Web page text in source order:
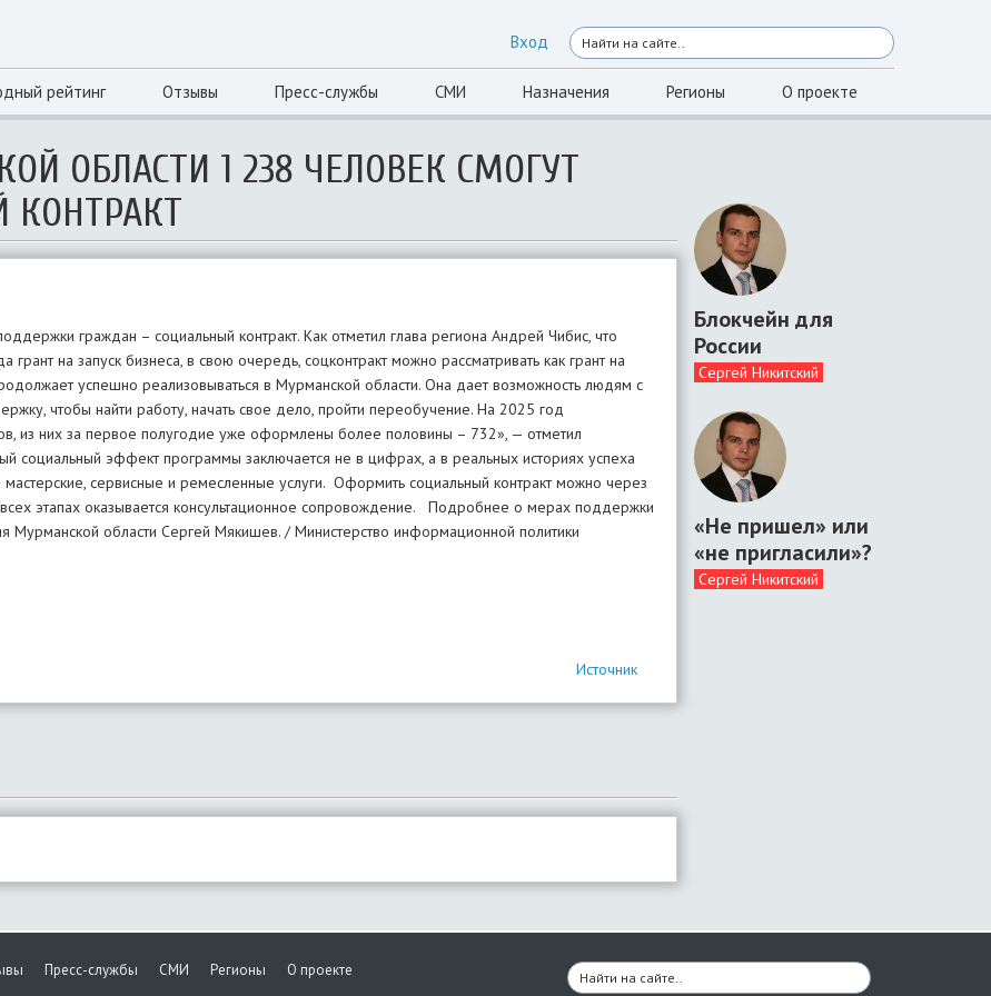
Вход
рейтинг Отзывы Пресс-службы СМИ Назначения Регионы О проекте
ОБЛАСТИ 1 238 ЧЕЛОВЕК СМОГУТ
КОНТРАКТ
граждан – социальный контракт. Как отметил глава региона Андрей Чибис, что
на запуск бизнеса, в свою очередь, соцконтракт можно рассматривать как грант на
успешно реализовываться в Мурманской области. Она дает возможность людям с
чтобы найти работу, начать свое дело, пройти переобучение. На 2025 год
из них за первое полугодие уже оформлены более половины – 732», — отметил
социальный эффект программы заключается не в цифрах, а в реальных историях успеха
сервисные и ремесленные услуги. Оформить социальный контракт можно через
этапах оказывается консультационное сопровождение. Подробнее о мерах поддержки
Мурманской области Сергей Мякишев. / Министерство информационной политики
Источник
Блокчейн для
России
Сергей Никитский
«Не пришел» или
«не пригласили»?
Сергей Никитский
Пресс-службы СМИ Регионы О проекте